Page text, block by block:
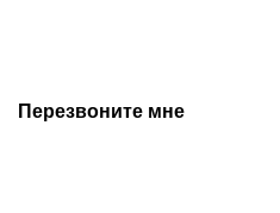
Перезвоните мне